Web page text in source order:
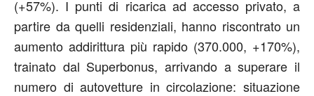
(+57%). I punti di ricarica ad accesso privato, a
partire da quelli residenziali, hanno riscontrato un
aumento addirittura più rapido (370.000, +170%),
trainato dal Superbonus, arrivando a superare il
numero di autovetture in circolazione: situazione